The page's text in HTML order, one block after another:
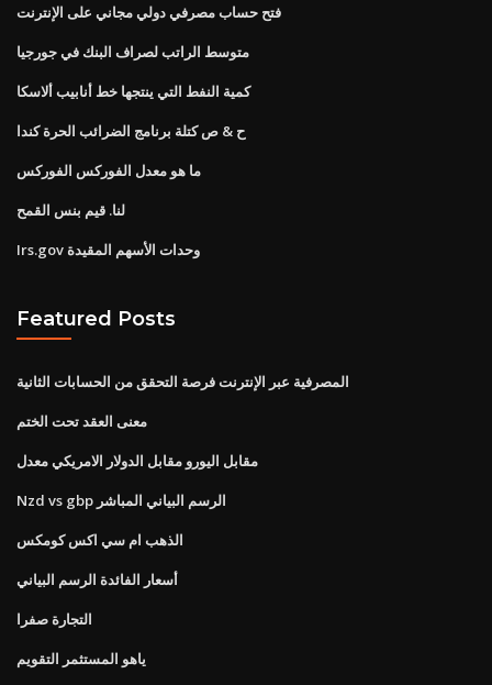
فتح حساب مصرفي دولي مجاني على الإنترنت
متوسط ​​الراتب لصراف البنك في جورجيا
كمية النفط التي ينتجها خط أنابيب ألاسكا
ح & ص كتلة برنامج الضرائب الحرة كندا
ما هو معدل الفوركس الفوركس
لنا. قيم بنس القمح
Irs.gov وحدات الأسهم المقيدة
Featured Posts
المصرفية عبر الإنترنت فرصة التحقق من الحسابات الثانية
معنى العقد تحت الختم
مقابل اليورو مقابل الدولار الامريكي معدل
Nzd vs gbp الرسم البياني المباشر
الذهب ام سي اكس كومكس
أسعار الفائدة الرسم البياني
التجارة صفرا
ياهو المستثمر التقويم